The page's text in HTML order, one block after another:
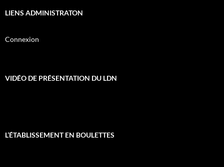
LIENS ADMINISTRATON
Connexion
VIDÉO DE PRÉSENTATION DU LDN
L’ÉTABLISSEMENT EN BOULETTES